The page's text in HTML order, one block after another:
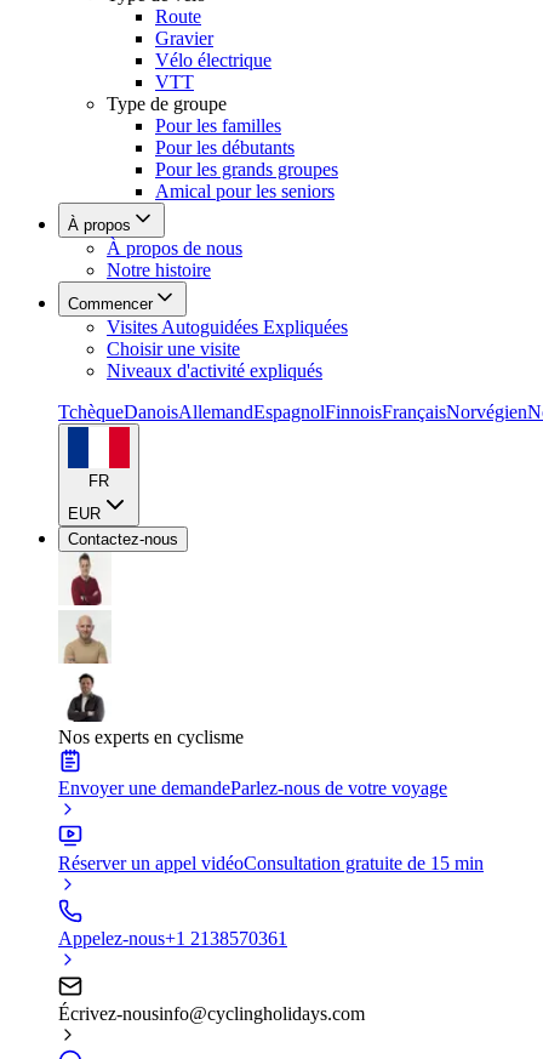
Route
Gravier
Vélo électrique
VTT
Type de groupe
Pour les familles
Pour les débutants
Pour les grands groupes
Amical pour les seniors
À propos
À propos de nous
Notre histoire
Commencer
Visites Autoguidées Expliquées
Choisir une visite
Niveaux d'activité expliqués
TchèqueDanoisAllemandEspagnolFinnoisFrançaisNorvégien
FR
EUR
Contactez-nous
Nos experts en cyclisme
Envoyer une demandeParlez-nous de votre voyage
Réserver un appel vidéoConsultation gratuite de 15 min
Appelez-nous+1 2138570361
Écrivez-nousinfo@cyclingholidays.com